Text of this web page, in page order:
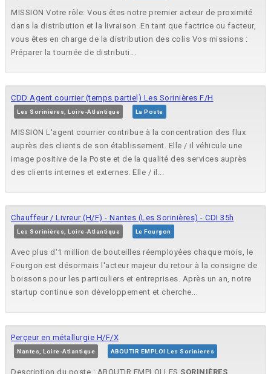
MISSION Votre rôle: Vous êtes notre premier acteur de proximité
dans la distribution et la livraison. En tant que factrice ou facteur,
vous êtes en charge de la distribution des colis Vos missions :
Préparer la tournée de distributi...
CDD Agent courrier (temps partiel) Les Sorinières F/H
Les Sorinières, Loire-Atlantique La Poste
MISSION L'agent courrier contribue à la concentration des flux
auprès des clients de son établissement. Elle / il véhicule une
image positive de la Poste et de la qualité des services auprès
des clients internes et externes. Elle / il...
Chauffeur / Livreur (H/F) - Nantes (Les Sorinières) - CDI 35h
Les Sorinières, Loire-Atlantique Le Fourgon
Avec plus d'1 million de bouteilles réemployées chaque mois, le
Fourgon est désormais l'acteur majeur du retour à la consigne de
boissons pour les particuliers et entreprises. Après un an, notre
startup continue son développement et cherche...
Perçeur en métallurgie H/F/X
Nantes, Loire-Atlantique ABOUTIR EMPLOI Les Sorinieres
Description du poste : ABOUTIR EMPLOI LES SORINIÈRES